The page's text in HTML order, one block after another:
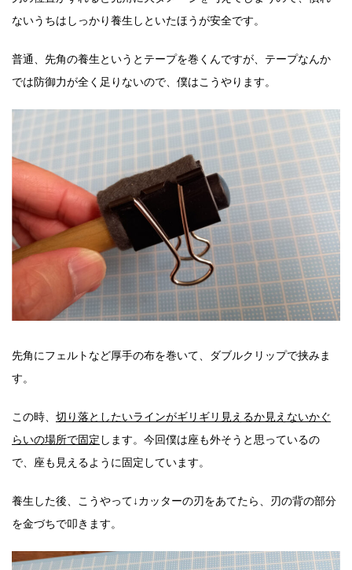
ないうちはしっかり養生しといたほうが安全です。
普通、先角の養生というとテープを巻くんですが、テープなんか
では防御力が全く足りないので、僕はこうやります。
先角にフェルトなど厚手の布を巻いて、ダブルクリップで挟みま
す。
この時、 切り落としたいラインがギリギリ見えるか見えないかぐ
らいの場所で固定 します。今回僕は座も外そうと思っているの
で、座も見えるように固定しています。
養生した後、こうやって↓カッターの刃をあてたら、刃の背の部分
を金づちで叩きます。